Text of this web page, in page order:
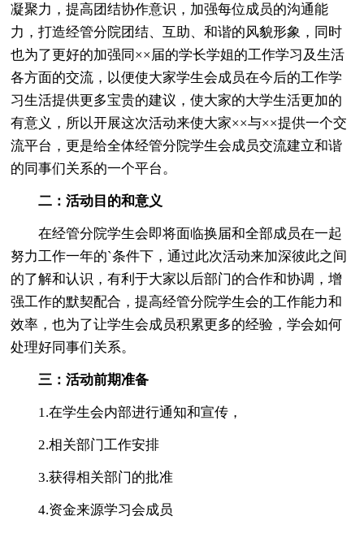
凝聚力，提高团结协作意识，加强每位成员的沟通能
力，打造经管分院团结、互助、和谐的风貌形象，同时
也为了更好的加强同××届的学长学姐的工作学习及生活
各方面的交流，以便使大家学生会成员在今后的工作学
习生活提供更多宝贵的建议，使大家的大学生活更加的
有意义，所以开展这次活动来使大家××与××提供一个交
流平台，更是给全体经管分院学生会成员交流建立和谐
的同事们关系的一个平台。
二：活动目的和意义
在经管分院学生会即将面临换届和全部成员在一起
努力工作一年的`条件下，通过此次活动来加深彼此之间
的了解和认识，有利于大家以后部门的合作和协调，增
强工作的默契配合，提高经管分院学生会的工作能力和
效率，也为了让学生会成员积累更多的经验，学会如何
处理好同事们关系。
三：活动前期准备
1.在学生会内部进行通知和宣传，
2.相关部门工作安排
3.获得相关部门的批准
4.资金来源学习会成员